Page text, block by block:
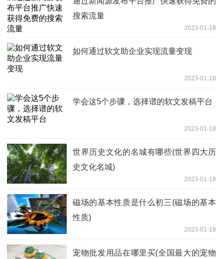
搜索流量
2023-01-18
如何通过软文助企业实现流量变现
2023-01-18
学会这5个步骤，选择谱的软文发稿平台
2023-01-18
世界历史文化的名城有哪些(世界四大历
史文化名城)
2023-01-18
磁场的基本性质是什么初三(磁场的基本
性质)
2023-01-18
宠物批发用品在哪里买(全国最大的宠物